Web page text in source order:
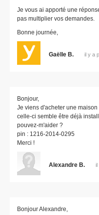
Je vous ai apporté une
pas multiplier vos demandes.
Bonne journée,
Gaëlle B. il y a
Bonjour,
Je viens d'acheter une
celle-ci semble être déjà
pouvez-m'aider ?
pin : 1216-2014-0295
Merci !
Alexandre B. il
Bonjour Alexandre,